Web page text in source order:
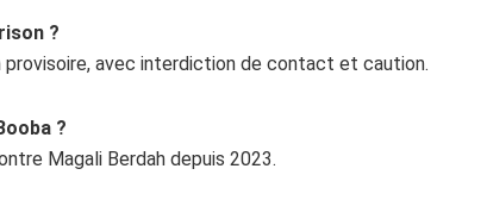
?
avec interdiction de contact et caution.
?
Magali Berdah depuis 2023.